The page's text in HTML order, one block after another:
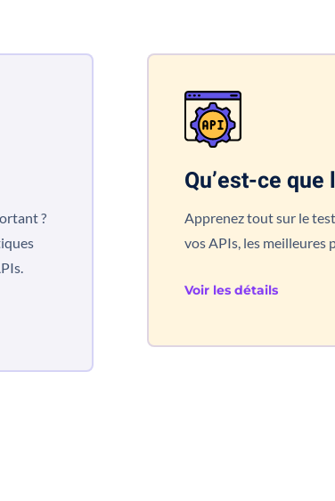
?
Qu’est-ce que
Apprenez tout sur le test
vos APIs, les meilleures
Voir les détails